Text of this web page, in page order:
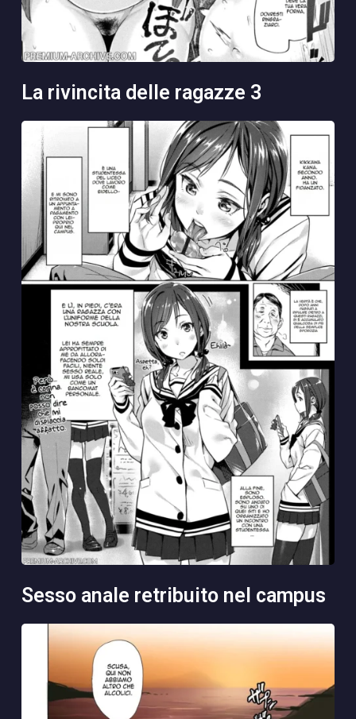
la rivincita delle ragazze 3
sesso anale retribuito nel campus